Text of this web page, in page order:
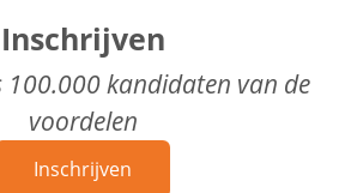
Inschrijven
100.000 kandidaten van de
voordelen
Inschrijven